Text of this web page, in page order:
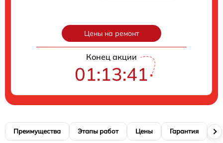
Цены на ремонт
Конец акции
01:13:40
Преимущества Этапы работ Цены Гарантия